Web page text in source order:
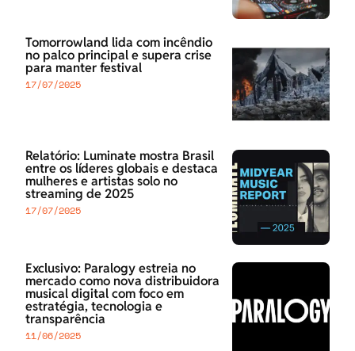
Tomorrowland lida com incêndio
no palco principal e supera crise
para manter festival
17/07/2025
Relatório: Luminate mostra Brasil
entre os líderes globais e destaca
mulheres e artistas solo no
streaming de 2025
17/07/2025
Exclusivo: Paralogy estreia no
mercado como nova distribuidora
musical digital com foco em
estratégia, tecnologia e
transparência
11/06/2025